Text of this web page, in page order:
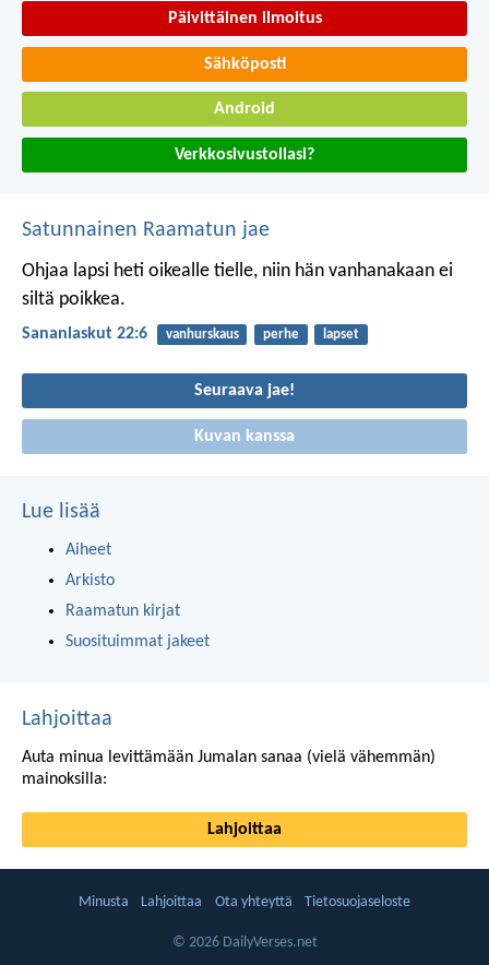
Päivittäinen ilmoitus
Sähköposti
Android
Verkkosivustollasi?
Satunnainen Raamatun jae
Ohjaa lapsi heti oikealle tielle, niin hän vanhanakaan ei
siltä poikkea.
Sananlaskut 22:6 vanhurskaus perhe lapset
Seuraava jae!
Kuvan kanssa
Lue lisää
Aiheet
Arkisto
Raamatun kirjat
Suosituimmat jakeet
Lahjoittaa
Auta minua levittämään Jumalan sanaa (vielä vähemmän)
mainoksilla:
Lahjoittaa
Minusta Lahjoittaa Ota yhteyttä Tietosuojaseloste
© 2026 DailyVerses.net